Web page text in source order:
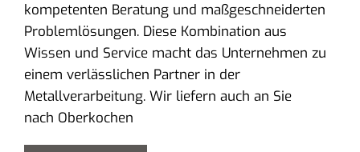
kompetenten Beratung und maßgeschneiderten
Problemlösungen. Diese Kombination aus
Wissen und Service macht das Unternehmen zu
einem verlässlichen Partner in der
Metallverarbeitung. Wir liefern auch an Sie
nach Oberkochen